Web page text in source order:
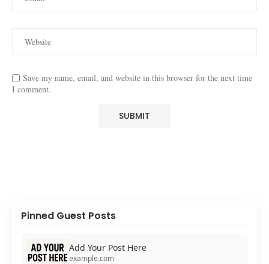
Save my name, email, and website in this browser for the next time
I comment.
Pinned Guest Posts
Add Your Post Here
example.com